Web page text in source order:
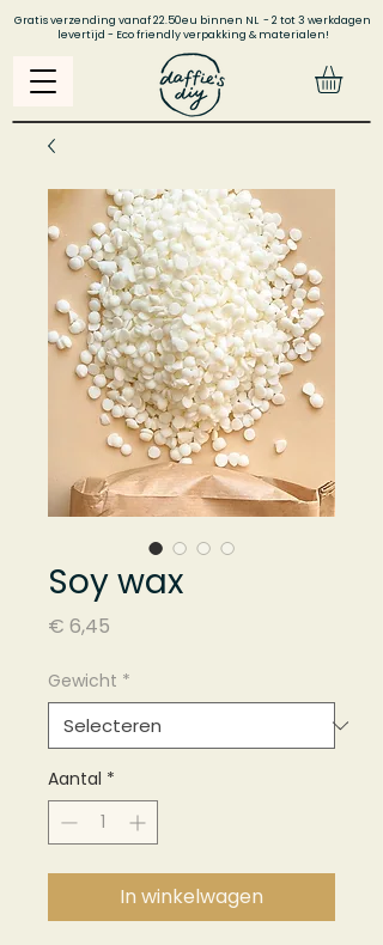
Gratis verzending vanaf 22.50eu binnen NL - 2 tot 3 werkdagen
levertijd - Eco friendly verpakking & materialen!
Soy wax
€ 6,45
Gewicht *
Aantal *
In winkelwagen